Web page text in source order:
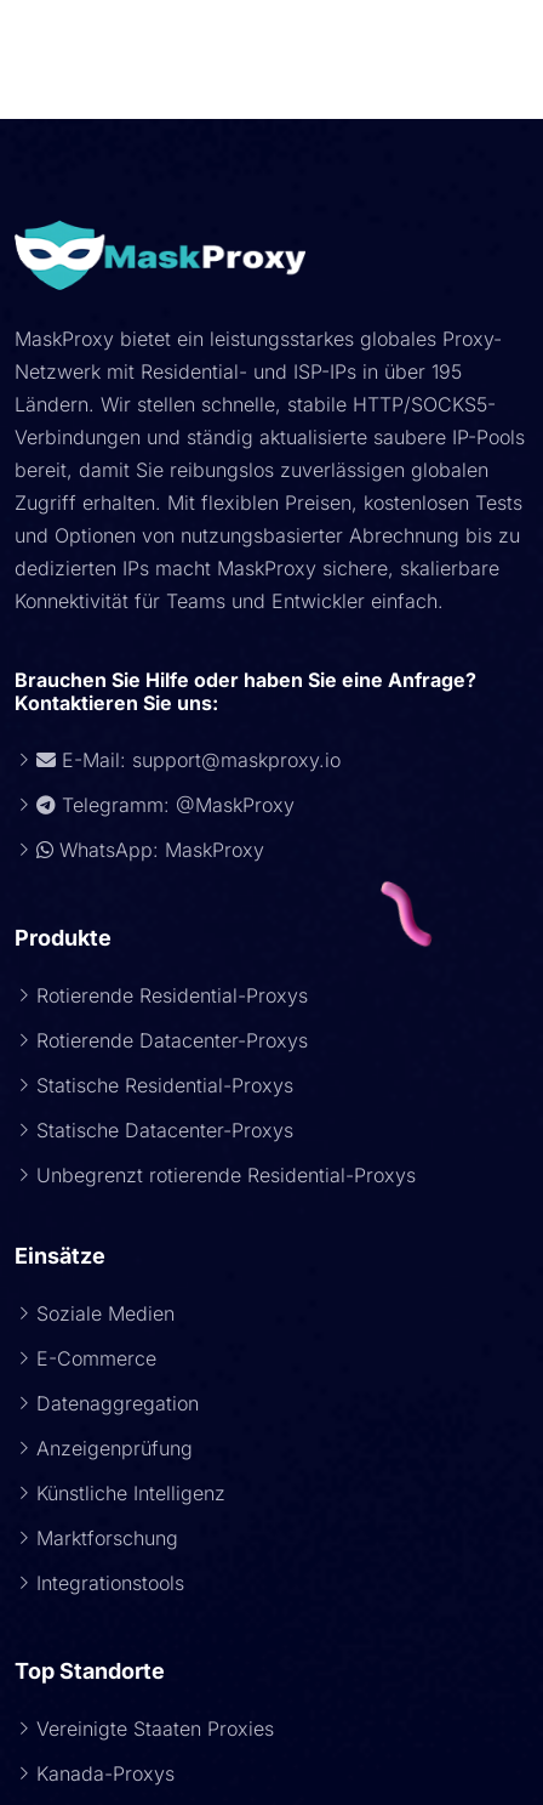
MaskProxy bietet ein leistungsstarkes globales Proxy-
Netzwerk mit Residential- und ISP-IPs in über 195
Ländern. Wir stellen schnelle, stabile HTTP/SOCKS5-
Verbindungen und ständig aktualisierte saubere IP-Pools
bereit, damit Sie reibungslos zuverlässigen globalen
Zugriff erhalten. Mit flexiblen Preisen, kostenlosen Tests
und Optionen von nutzungsbasierter Abrechnung bis zu
dedizierten IPs macht MaskProxy sichere, skalierbare
Konnektivität für Teams und Entwickler einfach.
Brauchen Sie Hilfe oder haben Sie eine Anfrage?
Kontaktieren Sie uns:
E-Mail: support@maskproxy.io
Telegramm: @MaskProxy
WhatsApp: MaskProxy
Produkte
Rotierende Residential-Proxys
Rotierende Datacenter-Proxys
Statische Residential-Proxys
Statische Datacenter-Proxys
Unbegrenzt rotierende Residential-Proxys
Einsätze
Soziale Medien
E-Commerce
Datenaggregation
Anzeigenprüfung
Künstliche Intelligenz
Marktforschung
Integrationstools
Top Standorte
Vereinigte Staaten Proxies
Kanada-Proxys